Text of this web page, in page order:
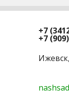
+7
+7